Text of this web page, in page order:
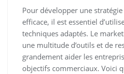
Pour développer une
efficace, il est essentiel
techniques adaptés. Le
une multitude d’outils et de
grandement aider les
objectifs commerciaux. Voici